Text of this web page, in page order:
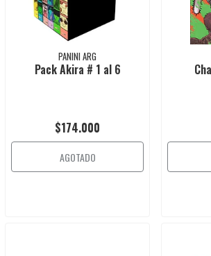
PANINI ARG
Pack Akira # 1 al 6
$174.000
AGOTADO